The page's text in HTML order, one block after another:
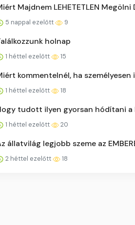
Majdnem LEHETETLEN
5 nappal ezelőtt 9
holnap
1 héttel ezelőtt 15
kommentelnél, ha személyesen
1 héttel ezelőtt 18
tudott ilyen gyorsan hódítani a
1 héttel ezelőtt 20
állatvilág legjobb szeme az
2 héttel ezelőtt 18